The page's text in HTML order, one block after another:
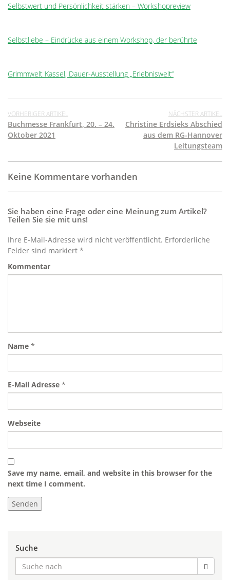
Selbstwert und Persönlichkeit stärken – Workshopreview
Selbstliebe – Eindrücke aus einem Workshop, der berührte
Grimmwelt Kassel, Dauer-Ausstellung „Erlebniswelt“
VORHERIGER ARTIKEL
Buchmesse Frankfurt, 20. – 24.
Oktober 2021
NÄCHSTER ARTIKEL
Christine Erdsieks Abschied
aus dem RG-Hannover
Leitungsteam
Keine Kommentare vorhanden
Sie haben eine Frage oder eine Meinung zum Artikel?
Teilen Sie sie mit uns!
Ihre E-Mail-Adresse wird nicht veröffentlicht. Erforderliche
Felder sind markiert *
Kommentar
Name *
E-Mail Adresse *
Webseite
Save my name, email, and website in this browser for the
next time I comment.
Suche